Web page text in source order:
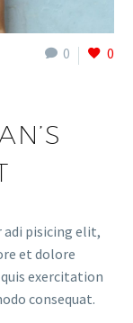
0 0
pisicing elit,
et dolore
exercitation
consequat.